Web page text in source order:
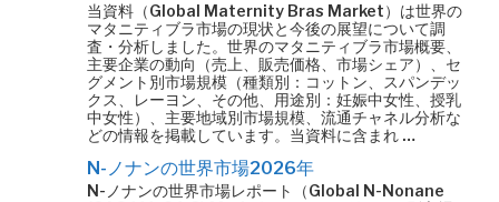
当資料（Global Maternity Bras Market）は世界の
マタニティブラ市場の現状と今後の展望について調
査・分析しました。世界のマタニティブラ市場概要、
主要企業の動向（売上、販売価格、市場シェア）、セ
グメント別市場規模（種類別：コットン、スパンデッ
クス、レーヨン、その他、用途別：妊娠中女性、授乳
中女性）、主要地域別市場規模、流通チャネル分析な
どの情報を掲載しています。当資料に含まれ …
N-ノナンの世界市場2026年
N-ノナンの世界市場レポート（Global N-Nonane